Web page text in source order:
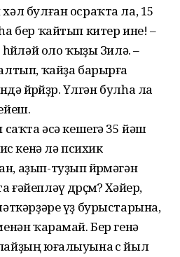
булған осраҡта ла, 15
бер ҡайтып китер ине! –
оло ҡыҙы Зилә. –
ҡайҙа барырға
йөрөйҙөр. Үлгән булһа ла
әсә кешегә 35 йәш
кенә лә психик
туҙып йөрөмәгән
дөрөҫмө? Хәйер,
үҙ бурыстарына,
ҡарамай. Бер генә
юғалыуына өс йыл